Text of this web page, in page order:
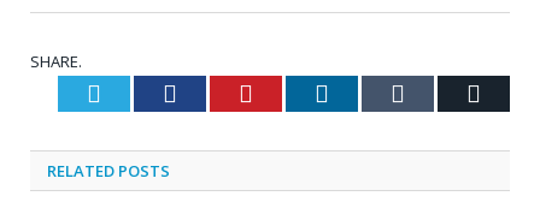
SHARE.
Twitter Facebook Pinterest LinkedIn Tumblr
RELATED POSTS